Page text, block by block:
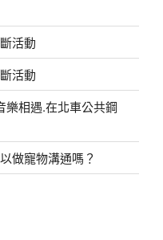
活動
活動
樂相遇.在北車公共鋼
做寵物溝通嗎？